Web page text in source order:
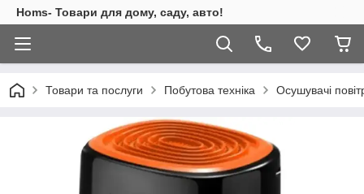
Homs- Товари для дому, саду, авто!
Товари та послуги Побутова техніка Осушувачі